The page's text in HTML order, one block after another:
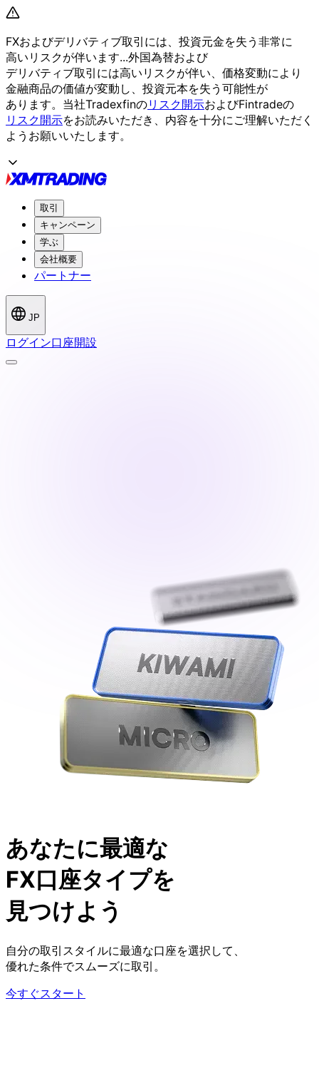
FXおよびデリバティブ取引には、 投資元金を失う 非常に
高いリスクが伴います...外国為替および
デリバティブ取引には高いリスクが伴い、 価格変動により
金融商品の価値が変動し、 投資元本を失う 可能性が
あります。 当社Tradexfinのリスク開示およびFintradeの
リスク開示をお読みいただき、 内容を十分にご理解いただく
よう お願いいたします。
取引
キャンペーン
学ぶ
会社概要
パートナー
JP
ログイン口座開設
あなたに最適な
FX口座タイプを
見つけよう
自分の取引スタイルに最適な口座を選択して、
優れた条件でスムーズに取引。
今すぐスタート